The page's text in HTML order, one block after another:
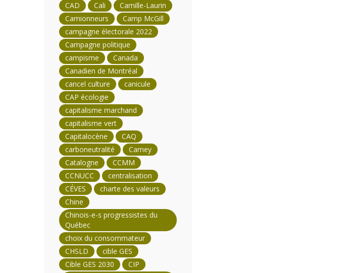
CAD
Cali
Camille-Laurin
Camionneurs
Camp McGill
campagne électorale 2022
Campagne politique
campisme
Canada
Canadien de Montréal
cancel culture
canicule
CAP écologie
capitalisme marchand
capitalisme vert
Capitalocène
CAQ
carboneutralité
Carney
Catalogne
CCMM
CCNUCC
centralisation
CÉVES
charte des valeurs
Chine
Chinois-e-s progressistes du
Québec
choix du consommateur
CHSLD
cible GES
Cible GES 2030
CIP